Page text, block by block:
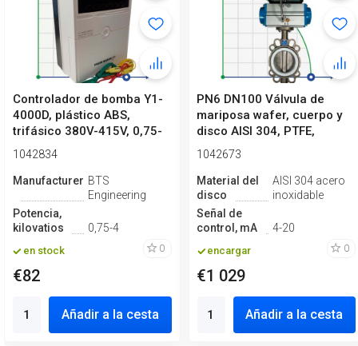
Controlador de bomba Y1-
4000D, plástico ABS,
trifásico 380V-415V, 0,75-
4kW
1042834
ManufactureroBTS
Engineering
Potencia,
kilovatios
0,75-4
en stock 0
€82
Añadir a la cesta
PN6 DN100 Válvula de
mariposa wafer, cuerpo y
disco AISI 304, PTFE,
Simple ef...
1042673
Material del
disco
AISI 304 acero
inoxidable
Señal de
control, mA
4-20
encargar 0
€1 029
Añadir a la cesta